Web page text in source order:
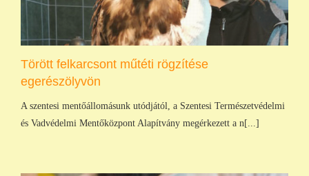
Törött felkarcsont műtéti rögzítése
egerészölyvön
A szentesi mentőállomásunk utódjától, a Szentesi Természetvédelmi
és Vadvédelmi Mentőközpont Alapítvány megérkezett a n[...]